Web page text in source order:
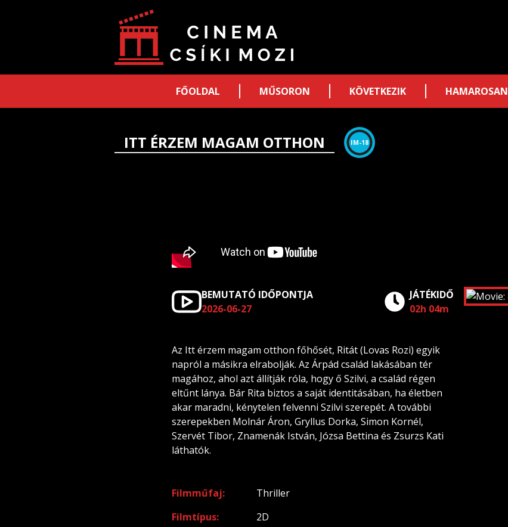
FŐOLDAL MŰSORON KÖVETKEZIK HAMAROSAN
ITT ÉRZEM MAGAM OTTHON IM-18
BEMUTATÓ IDŐPONTJA
2026-06-27
JÁTÉKIDŐ
02h 04m
Az Itt érzem magam otthon főhősét, Ritát (Lovas Rozi) egyik
napról a másikra elrabolják. Az Árpád család lakásában tér
magához, ahol azt állítják róla, hogy ő Szilvi, a család régen
eltűnt lánya. Bár Rita biztos a saját identitásában, ha életben
akar maradni, kénytelen felvenni Szilvi szerepét. A további
szerepekben Molnár Áron, Gryllus Dorka, Simon Kornél,
Szervét Tibor, Znamenák István, Józsa Bettina és Zsurzs Kati
láthatók.
Filmműfaj
Thriller
Filmtípus
2D